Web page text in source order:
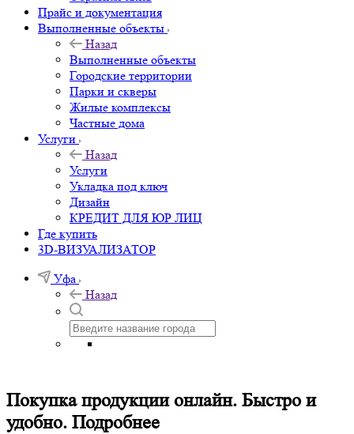
Прайс и документация
Выполненные объекты
Назад
Выполненные объекты
Городские территории
Парки и скверы
Жилые комплексы
Частные дома
Услуги
Назад
Услуги
Укладка под ключ
Дизайн
КРЕДИТ ДЛЯ ЮР ЛИЦ
Где купить
3D-ВИЗУАЛИЗАТОР
Уфа
Назад
Покупка продукции онлайн. Быстро и
удобно. Подробнее